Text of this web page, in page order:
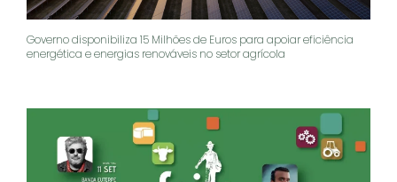
Governo disponibiliza 15 Milhões de Euros para apoiar eficiência
energética e energias renováveis no setor agrícola